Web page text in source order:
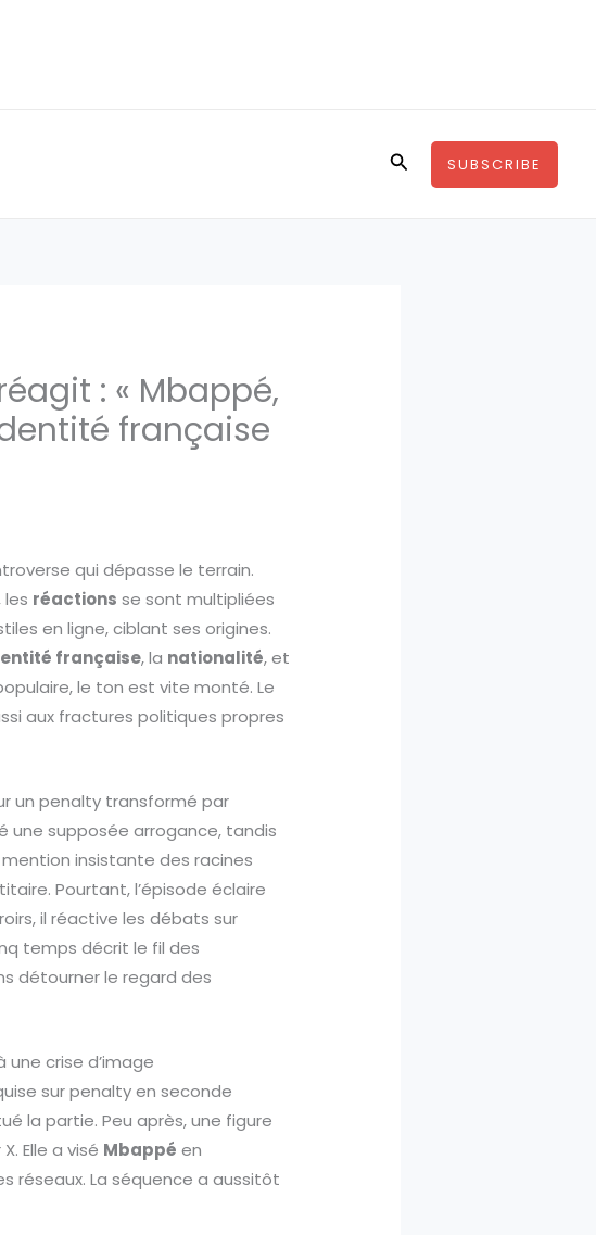
Rechercher
SUBSCRIBE
: « Mbappé,
française
qui dépasse le terrain.
réactions se sont multipliées
en ligne, ciblant ses origines.
française, la nationalité, et
le ton est vite monté. Le
aux fractures politiques propres
un penalty transformé par
une supposée arrogance, tandis
insistante des racines
Pourtant, l’épisode éclaire
il réactive les débats sur
temps décrit le fil des
détourner le regard des
crise d’image
sur penalty en seconde
la partie. Peu après, une figure
Elle a visé Mbappé en
réseaux. La séquence a aussitôt